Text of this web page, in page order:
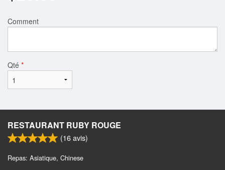
Comment
Qté *
RESTAURANT RUBY ROUGE
(16avis)
Repas: Asiatique, Chinese